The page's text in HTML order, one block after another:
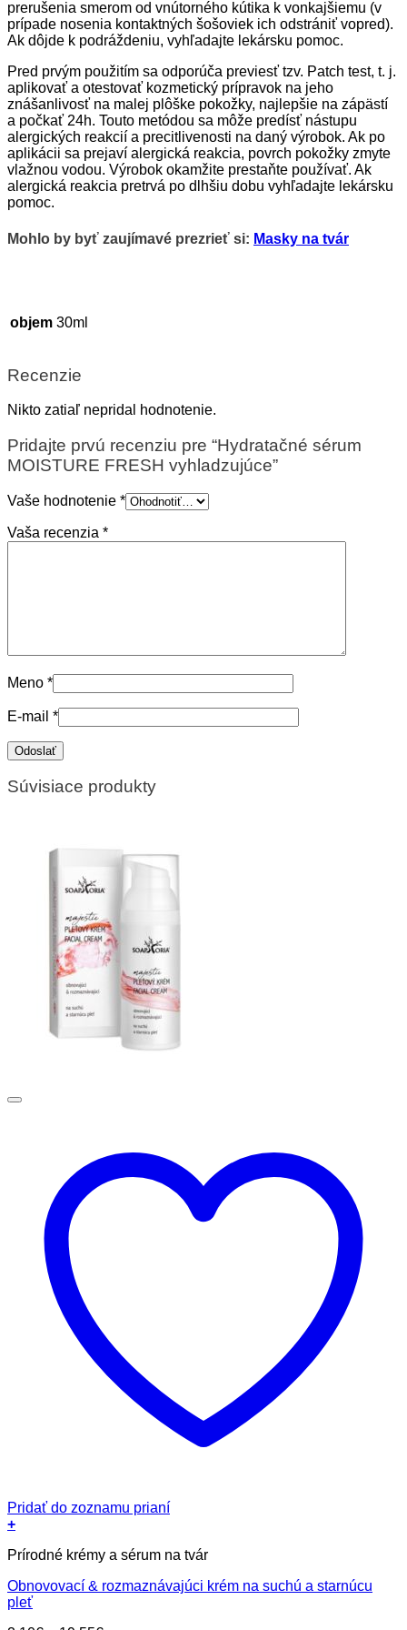
prerušenia smerom od vnútorného kútika k vonkajšiemu (v
prípade nosenia kontaktných šošoviek ich odstrániť vopred).
Ak dôjde k podráždeniu, vyhľadajte lekársku pomoc.
Pred prvým použitím sa odporúča previesť tzv. Patch test, t. j.
aplikovať a otestovať kozmetický prípravok na jeho
znášanlivosť na malej plôške pokožky, najlepšie na zápästí
a počkať 24h. Touto metódou sa môže predísť nástupu
alergických reakcií a precitlivenosti na daný výrobok. Ak po
aplikácii sa prejaví alergická reakcia, povrch pokožky zmyte
vlažnou vodou. Výrobok okamžite prestaňte používať. Ak
alergická reakcia pretrvá po dlhšiu dobu vyhľadajte lekársku
pomoc.
Mohlo by byť zaujímavé prezrieť si: Masky na tvár
objem 30ml
Recenzie
Nikto zatiaľ nepridal hodnotenie.
Pridajte prvú recenziu pre “Hydratačné sérum
MOISTURE FRESH vyhladzujúce”
Vaše hodnotenie *
Vaša recenzia *
Meno *
E-mail *
Súvisiace produkty
Pridať do zoznamu prianí
+
produkt
viacero
variantov.
Prírodné krémy a sérum na tvár
Obnovovací & rozmaznávajúci krém na suchú a starnúcu
pleť